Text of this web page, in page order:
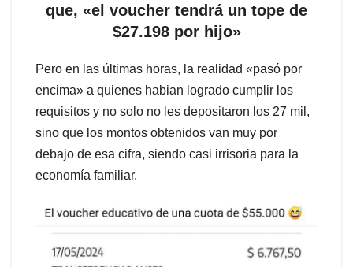
que, «el voucher tendrá un tope de
$27.198 por hijo»
Pero en las últimas horas, la realidad «pasó por
encima» a quienes habian logrado cumplir los
requisitos y no solo no les depositaron los 27 mil,
sino que los montos obtenidos van muy por
debajo de esa cifra, siendo casi irrisoria para la
economía familiar.